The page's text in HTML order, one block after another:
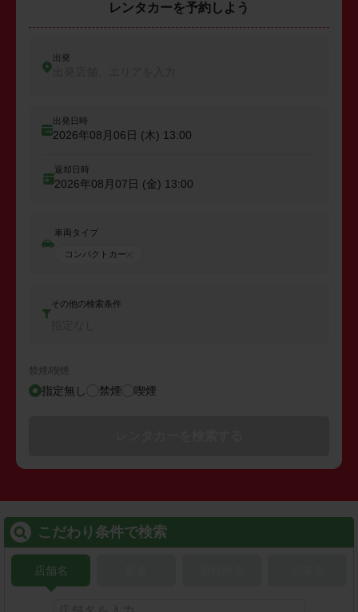
レンタカーを予約しよう
出発
出発日時
2026年08月06日 (木) 13:00
返却日時
2026年08月07日 (金) 13:00
車両タイプ
コンパクトカー
その他の検索条件
禁煙/喫煙
指定無し 禁煙 喫煙
こだわり条件で検索
店舗名